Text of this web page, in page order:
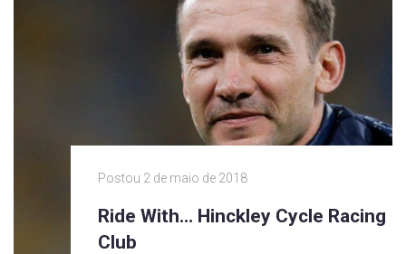
Postou 2 de maio de 2018
Ride With… Hinckley Cycle Racing
Club